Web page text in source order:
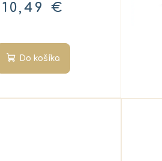
10,49 €
Do košíka